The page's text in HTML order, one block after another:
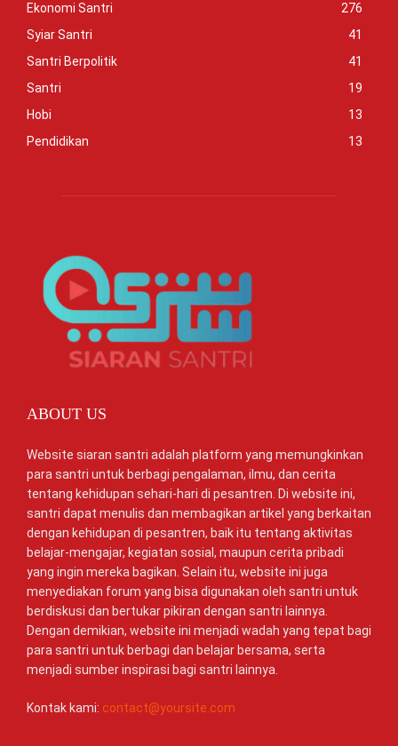
Ekonomi Santri
276
Syiar Santri
41
Santri Berpolitik
41
Santri
19
Hobi
13
Pendidikan
13
ABOUT US
Website siaran santri adalah platform yang memungkinkan
para santri untuk berbagi pengalaman, ilmu, dan cerita
tentang kehidupan sehari-hari di pesantren. Di website ini,
santri dapat menulis dan membagikan artikel yang berkaitan
dengan kehidupan di pesantren, baik itu tentang aktivitas
belajar-mengajar, kegiatan sosial, maupun cerita pribadi
yang ingin mereka bagikan. Selain itu, website ini juga
menyediakan forum yang bisa digunakan oleh santri untuk
berdiskusi dan bertukar pikiran dengan santri lainnya.
Dengan demikian, website ini menjadi wadah yang tepat bagi
para santri untuk berbagi dan belajar bersama, serta
menjadi sumber inspirasi bagi santri lainnya.
Kontak kami: contact@yoursite.com